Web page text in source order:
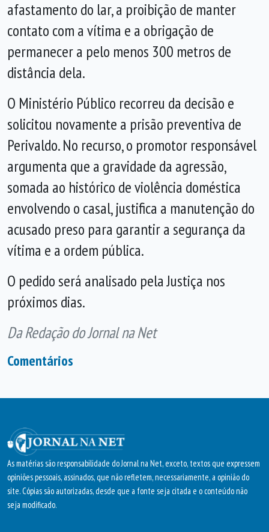
afastamento do lar, a proibição de manter
contato com a vítima e a obrigação de
permanecer a pelo menos 300 metros de
distância dela.
O Ministério Público recorreu da decisão e
solicitou novamente a prisão preventiva de
Perivaldo. No recurso, o promotor responsável
argumenta que a gravidade da agressão,
somada ao histórico de violência doméstica
envolvendo o casal, justifica a manutenção do
acusado preso para garantir a segurança da
vítima e a ordem pública.
O pedido será analisado pela Justiça nos
próximos dias.
Da Redação do Jornal na Net
Comentários
As matérias são responsabilidade do Jornal na Net, exceto, textos que expressem
opiniões pessoais, assinados, que não refletem, necessariamente, a opinião do
site. Cópias são autorizadas, desde que a fonte seja citada e o conteúdo não
seja modificado.